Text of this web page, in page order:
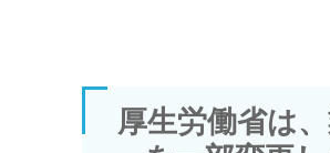
厚生労働省は